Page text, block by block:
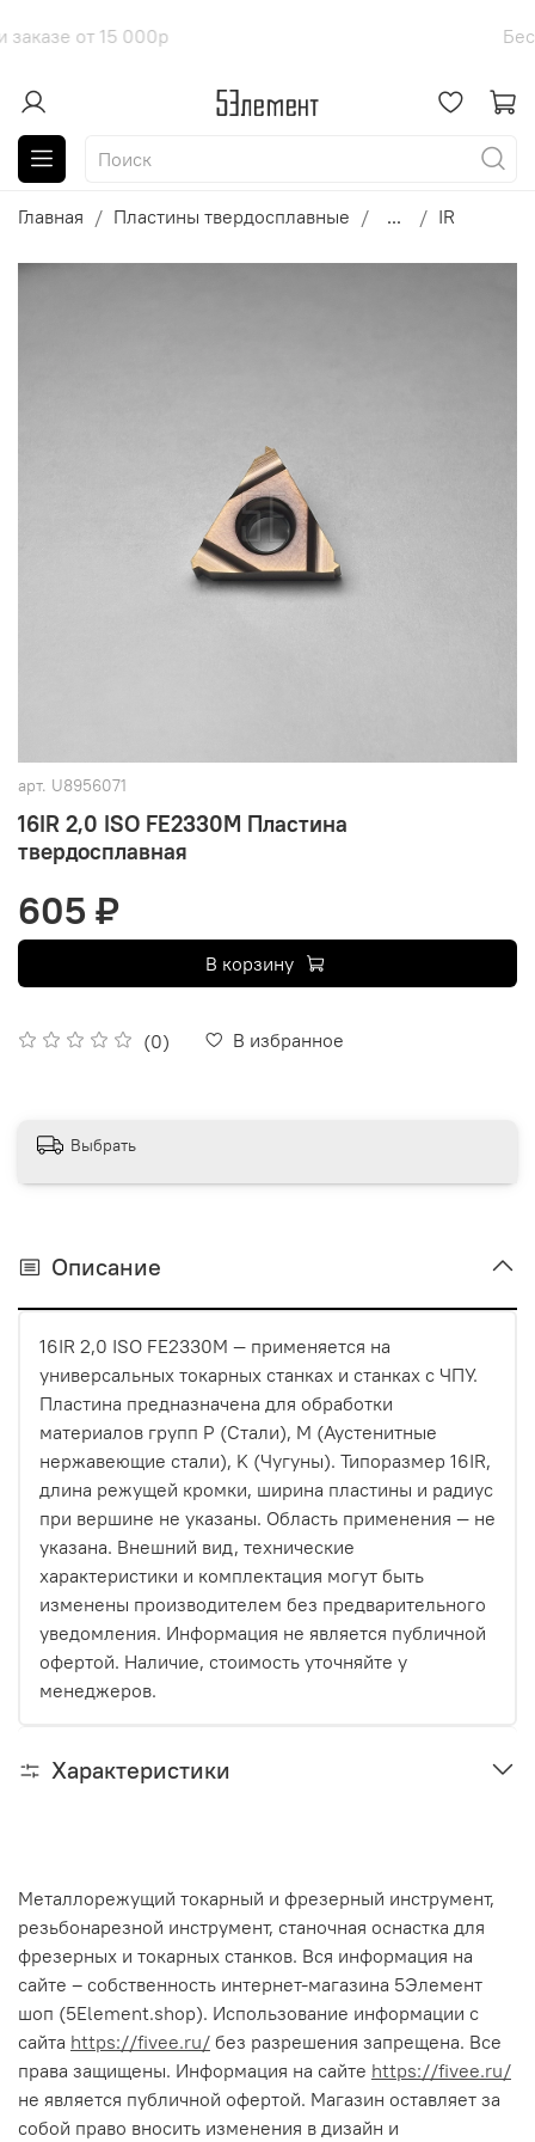
при заказе от 15 000р
Главная Пластины твердосплавные ... IR
арт. U8956071
16IR 2,0 ISO FE2330M Пластина
твердосплавная
(0) В избранное
605 ₽
В корзину
Выбрать
Описание
16IR 2,0 ISO FE2330M — применяется на
универсальных токарных станках и станках с ЧПУ.
Пластина предназначена для обработки
материалов групп P (Стали), M (Аустенитные
нержавеющие стали), K (Чугуны). Типоразмер 16IR,
длина режущей кромки, ширина пластины и радиус
при вершине не указаны. Область применения — не
указана. Внешний вид, технические
характеристики и комплектация могут быть
изменены производителем без предварительного
уведомления. Информация не является публичной
офертой. Наличие, стоимость уточняйте у
менеджеров.
Характеристики
Металлорежущий токарный и фрезерный инструмент,
резьбонарезной инструмент, станочная оснастка для
фрезерных и токарных станков. Вся информация на
сайте – собственность интернет-магазина 5Элемент
шоп (5Element.shop). Использование информации с
сайта https://fivee.ru/ без разрешения запрещена. Все
права защищены. Информация на сайте https://fivee.ru/
не является публичной офертой. Магазин оставляет за
собой право вносить изменения в дизайн и